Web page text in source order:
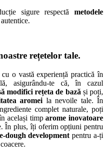
sigure respectă metodele
rețetelor tale.
o vastă experiență practică în
asigurându-te că, în cazul
modifici rețeta de bază și poți,
aromei la nevoile tale. În
complet naturale, poți
același timparome inovatoare
În plus, îți oferim opțiuni pentru
dough developmentpentru a-ți